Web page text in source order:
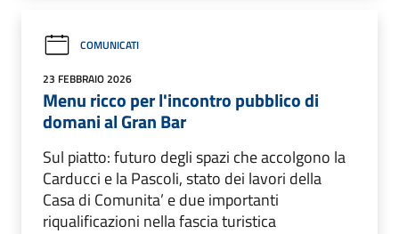
COMUNICATI
23 FEBBRAIO 2026
Menu ricco per l'incontro pubblico di
domani al Gran Bar
Sul piatto: futuro degli spazi che accolgono la
Carducci e la Pascoli, stato dei lavori della
Casa di Comunita’ e due importanti
riqualificazioni nella fascia turistica